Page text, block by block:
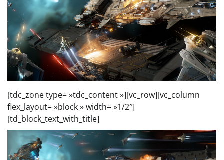
[tdc_zone type= »tdc_content »][vc_row][vc_column
flex_layout= »block » width= »1/2″]
[td_block_text_with_title]